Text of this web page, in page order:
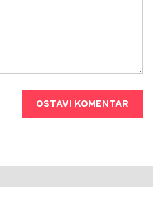
OSTAVI KOMENTAR